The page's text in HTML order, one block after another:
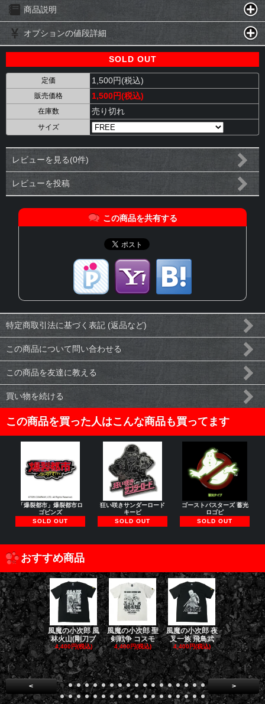
商品説明
オプションの値段詳細
SOLD OUT
定価 1,500円(税込)
販売価格 1,500円(税込)
在庫数 売り切れ
サイズ
レビューを見る(0件)
レビューを投稿
この商品を共有する
特定商取引法に基づく表記 (返品など)
この商品について問い合わせる
この商品を友達に教える
買い物を続ける
この商品を買った人はこんな商品も買ってます
「爆裂都市」爆裂都市ロ
ゴピンズ
SOLD OUT
狂い咲きサンダーロード
キービ
SOLD OUT
ゴーストバスターズ 蓄光
ロゴピ
SOLD OUT
おすすめ商品
風魔の小次郎 風
林火山(剛刀ブ
4,400円(税込)
風魔の小次郎 聖
剣戦争 コスモ
4,400円(税込)
風魔の小次郎 夜
叉一族 飛鳥武
4,400円(税込)
風魔の小次
魔一族 竜
4,400円(税
< >